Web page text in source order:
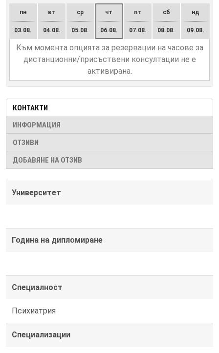
пн
03.08.
вт
04.08.
ср
05.08.
чт
06.08.
пт
07.08.
сб
08.08.
нд
09.08.
Към момента опцията за резервации на часове за
дистанционни/присъствени консултации не е
активирана.
КОНТАКТИ
ИНФОРМАЦИЯ
ОТЗИВИ
ДОБАВЯНЕ НА ОТЗИВ
Университет
Година на дипломиране
Специалност
Психиатрия
Специализации